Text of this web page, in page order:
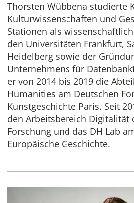
Thorsten Wübbena studierte
Kulturwissenschaften und
Stationen als
den Universitäten Frankfurt,
Heidelberg sowie der
Unternehmens für
er von 2014 bis 2019 die
Humanities am Deutschen
Kunstgeschichte Paris. Seit
den Arbeitsbereich Digitalität
Forschung und das DH Lab
Europäische Geschichte.